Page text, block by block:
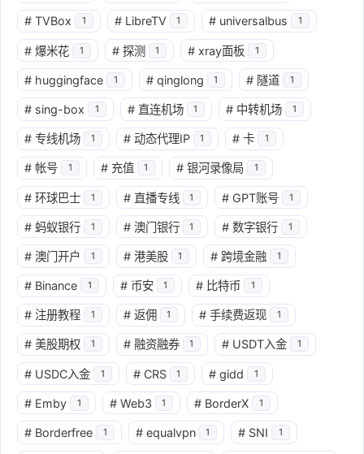
# TVBox 1 # LibreTV 1 # universalbus 1
# 爆米花 1 # 探测 1 # xray面板 1
# huggingface 1 # qinglong 1 # 隧道 1
# sing-box 1 # 直连机场 1 # 中转机场 1
# 专线机场 1 # 动态代理IP 1 # 卡 1
# 帐号 1 # 充值 1 # 银河录像局 1
# 环球巴士 1 # 直播专线 1 # GPT账号 1
# 蚂蚁银行 1 # 澳门银行 1 # 数字银行 1
# 澳门开户 1 # 港美股 1 # 跨境金融 1
# Binance 1 # 币安 1 # 比特币 1
# 注册教程 1 # 返佣 1 # 手续费返现 1
# 美股期权 1 # 融资融券 1 # USDT入金 1
# USDC入金 1 # CRS 1 # gidd 1
# Emby 1 # Web3 1 # BorderX 1
# Borderfree 1 # equalvpn 1 # SNI 1